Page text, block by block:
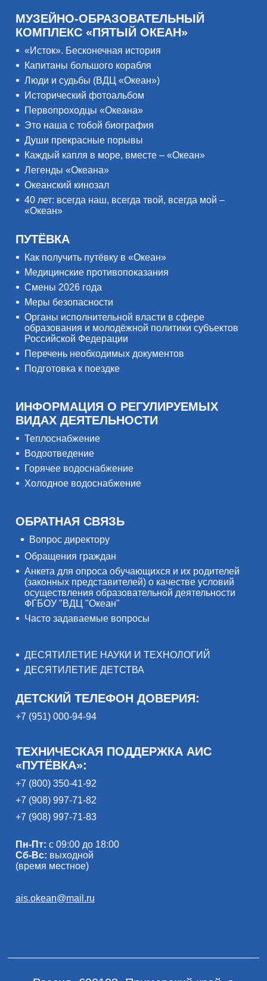
МУЗЕЙНО-ОБРАЗОВАТЕЛЬНЫЙ
КОМПЛЕКС «ПЯТЫЙ ОКЕАН»
«Исток». Бесконечная история
Капитаны большого корабля
Люди и судьбы (ВДЦ «Океан»)
Исторический фотоальбом
Первопроходцы «Океана»
Это наша с тобой биография
Души прекрасные порывы
Каждый капля в море, вместе – «Океан»
Легенды «Океана»
Океанский кинозал
40 лет: всегда наш, всегда твой, всегда мой –
«Океан»
ПУТЁВКА
Как получить путёвку в «Океан»
Медицинские противопоказания
Смены 2026 года
Меры безопасности
Органы исполнительной власти в сфере
образования и молодёжной политики субъектов
Российской Федерации
Перечень необходимых документов
Подготовка к поездке
ИНФОРМАЦИЯ О РЕГУЛИРУЕМЫХ
ВИДАХ ДЕЯТЕЛЬНОСТИ
Теплоснабжение
Водоотведение
Горячее водоснабжение
Холодное водоснабжение
ОБРАТНАЯ СВЯЗЬ
Вопрос директору
Обращения граждан
Анкета для опроса обучающихся и их родителей
(законных представителей) о качестве условий
осуществления образовательной деятельности
ФГБОУ "ВДЦ "Океан"
Часто задаваемые вопросы
ДЕСЯТИЛЕТИЕ НАУКИ И ТЕХНОЛОГИЙ
ДЕСЯТИЛЕТИЕ ДЕТСТВА
ДЕТСКИЙ ТЕЛЕФОН ДОВЕРИЯ:
+7 (951) 000-94-94
ТЕХНИЧЕСКАЯ ПОДДЕРЖКА АИС
«ПУТЁВКА»:
+7 (800) 350-41-92
+7 (908) 997-71-82
+7 (908) 997-71-83
Пн-Пт: с 09:00 до 18:00
Сб-Вс: выходной
(время местное)
ais.okean@mail.ru